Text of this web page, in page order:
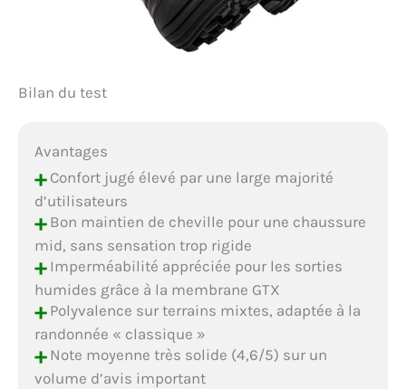
Bilan du test
Avantages
+Confort jugé élevé par une large majorité
d’utilisateurs
+Bon maintien de cheville pour une chaussure
mid, sans sensation trop rigide
+Imperméabilité appréciée pour les sorties
humides grâce à la membrane GTX
+Polyvalence sur terrains mixtes, adaptée à la
randonnée « classique »
+Note moyenne très solide (4,6/5) sur un
volume d’avis important